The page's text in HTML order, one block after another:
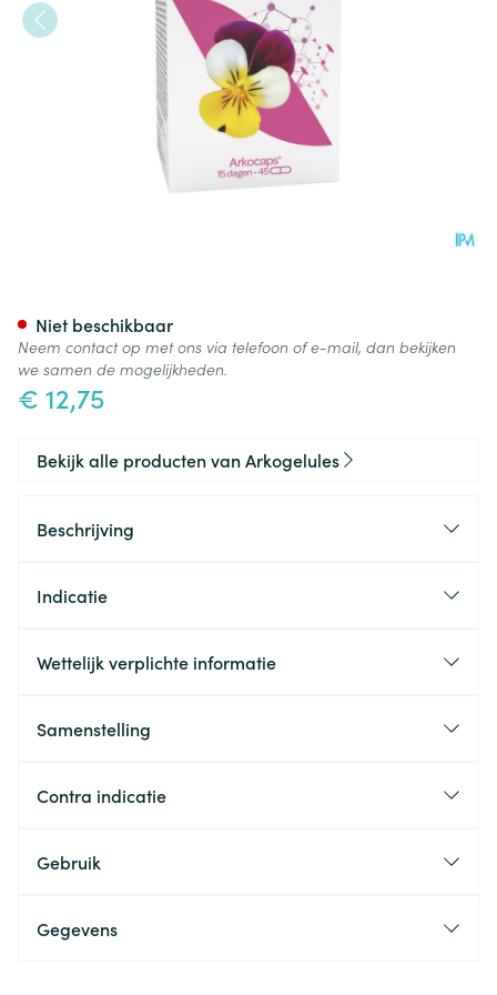
€ 12,75
Niet beschikbaar
Neem contact op met ons via telefoon of e-mail, dan bekijken
we samen de mogelijkheden.
Bekijk alle producten van Arkogelules
Beschrijving
Indicatie
Wettelijk verplichte informatie
Samenstelling
Contra indicatie
Gebruik
Gegevens